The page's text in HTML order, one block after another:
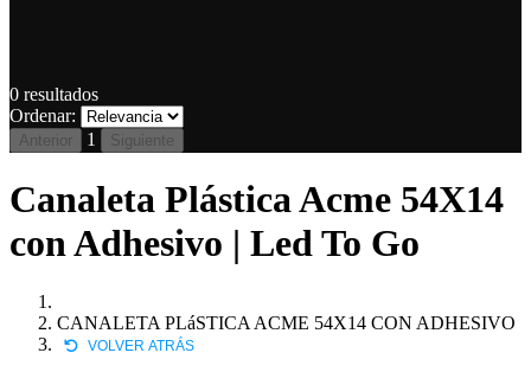
0 resultados
Ordenar:
Anterior 1 Siguiente
Canaleta Plástica Acme 54X14
con Adhesivo | Led To Go
CANALETA PLáSTICA ACME 54X14 CON ADHESIVO
VOLVER ATRÁS